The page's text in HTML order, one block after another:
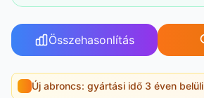
Összehasonlítás
Új abroncs: gyártási idő 3 éven belüli